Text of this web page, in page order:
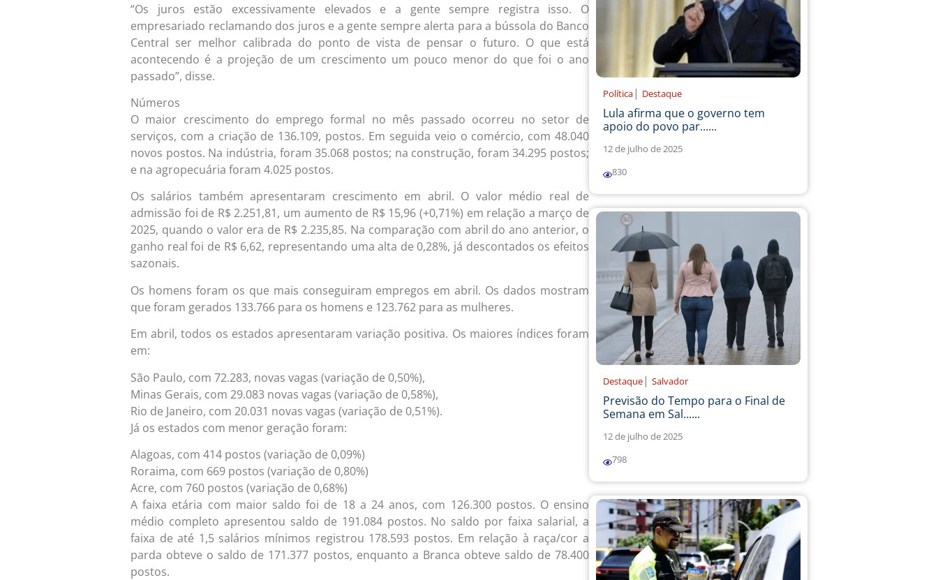
“Os juros estão excessivamente elevados e a gente sempre registra isso. O
empresariado reclamando dos juros e a gente sempre alerta para a bússola do Banco
Central ser melhor calibrada do ponto de vista de pensar o futuro. O que está
acontecendo é a projeção de um crescimento um pouco menor do que foi o ano
passado”, disse.
Números
O maior crescimento do emprego formal no mês passado ocorreu no setor de
serviços, com a criação de 136.109, postos. Em seguida veio o comércio, com 48.040
novos postos. Na indústria, foram 35.068 postos; na construção, foram 34.295 postos;
e na agropecuária foram 4.025 postos.
Os salários também apresentaram crescimento em abril. O valor médio real de
admissão foi de R$ 2.251,81, um aumento de R$ 15,96 (+0,71%) em relação a março de
2025, quando o valor era de R$ 2.235,85. Na comparação com abril do ano anterior, o
ganho real foi de R$ 6,62, representando uma alta de 0,28%, já descontados os efeitos
sazonais.
Os homens foram os que mais conseguiram empregos em abril. Os dados mostram
que foram gerados 133.766 para os homens e 123.762 para as mulheres.
Em abril, todos os estados apresentaram variação positiva. Os maiores índices foram
em:
São Paulo, com 72.283, novas vagas (variação de 0,50%),
Minas Gerais, com 29.083 novas vagas (variação de 0,58%),
Rio de Janeiro, com 20.031 novas vagas (variação de 0,51%).
Já os estados com menor geração foram:
Alagoas, com 414 postos (variação de 0,09%)
Roraima, com 669 postos (variação de 0,80%)
Acre, com 760 postos (variação de 0,68%)
A faixa etária com maior saldo foi de 18 a 24 anos, com 126.300 postos. O ensino
médio completo apresentou saldo de 191.084 postos. No saldo por faixa salarial, a
faixa de até 1,5 salários mínimos registrou 178.593 postos. Em relação à raça/cor a
parda obteve o saldo de 171.377 postos, enquanto a Branca obteve saldo de 78.400
postos.
Política | Destaque
Lula afirma que o governo tem
apoio do povo par......
12 de julho de 2025
830
Destaque | Salvador
Previsão do Tempo para o Final de
Semana em Sal......
12 de julho de 2025
798